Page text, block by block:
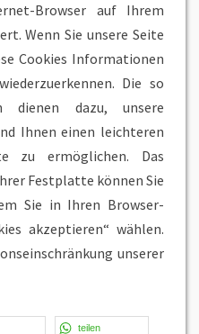
Browser auf Ihrem
Wenn Sie unsere Seite
Cookies Informationen
Die so
dienen dazu, unsere
Ihnen einen leichteren
zu ermöglichen. Das
Festplatte können Sie
Sie in Ihren Browser-
akzeptieren“ wählen.
unserer
teilen